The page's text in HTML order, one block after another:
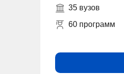
35 вузов
60 программ